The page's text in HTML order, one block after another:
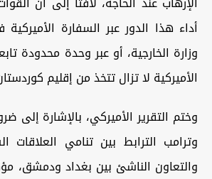
أداء هذا الدور عبر السفارة
وزارة الخارجية، أو عبر وحدة محدودة
الأميركية لا تزال تتخذ من إقليم
وختم التقرير الأميركي، بالإشارة إلى
وترامب الترابط بين تنامي العلاقات
والتعاون الناشئ بين بغداد ودمشق،